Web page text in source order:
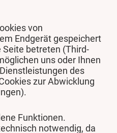
von
Endgerät gespeichert
betreten (Third-
uns oder Ihnen
des
zur Abwicklung
Funktionen.
notwendig, da